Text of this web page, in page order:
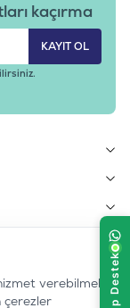
kaçırma
KAYIT OL
verebilmek
çerezler